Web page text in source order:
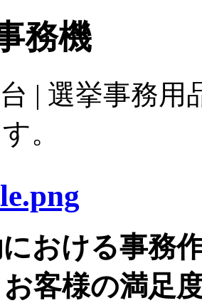
務機
| 選挙事務
。
おける事務
客様の満足